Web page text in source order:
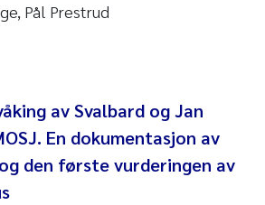
Beylich
Skogan
Pål Prestrud
av Svalbard og Jan
En dokumentasjon av
den første vurderingen av